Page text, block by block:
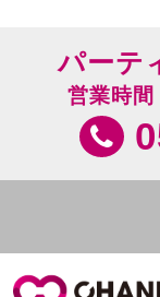
パーテ
営業時